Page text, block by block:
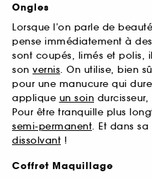
Ongles
Lorsque l’on parle de
pense immédiatement à
sont coupés, limés et polis,
son vernis. On utilise, bien
pour une manucure qui
applique un soin
Pour être tranquille plus
semi-permanent. Et dans
dissolvant !
Coffret Maquillage